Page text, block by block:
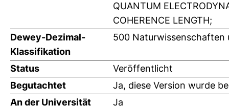
QUANTUM
COHERENCE LENGTH;
Dewey-Dezimal-
Klassifikation
500 Naturwissenschaften
Status
Veröffentlicht
Begutachtet
Ja, diese Version wurde
An der Universität
Ja